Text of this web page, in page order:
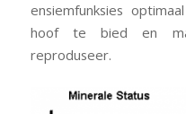
ensiemfunksies
hoof te bied en
reproduseer.